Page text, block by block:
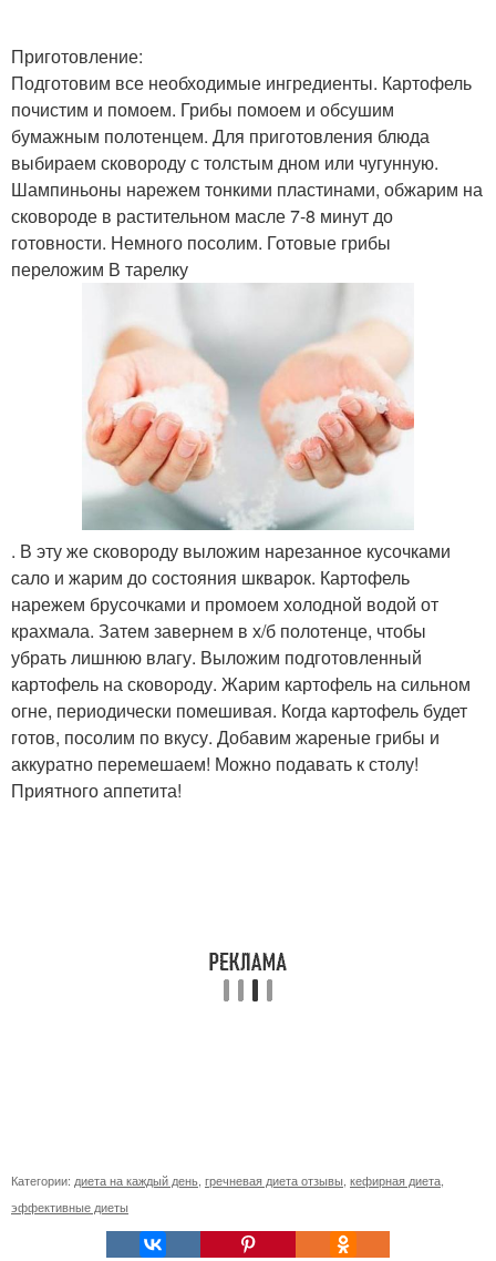
Приготовление:
Подготовим все необходимые ингредиенты. Картофель
почистим и помоем. Грибы помоем и обсушим
бумажным полотенцем. Для приготовления блюда
выбираем сковороду с толстым дном или чугунную.
Шампиньоны нарежем тонкими пластинами, обжарим на
сковороде в растительном масле 7-8 минут до
готовности. Немного посолим. Готовые грибы
переложим В тарелку
. В эту же сковороду выложим нарезанное кусочками
сало и жарим до состояния шкварок. Картофель
нарежем брусочками и промоем холодной водой от
крахмала. Затем завернем в х/б полотенце, чтобы
убрать лишнюю влагу. Выложим подготовленный
картофель на сковороду. Жарим картофель на сильном
огне, периодически помешивая. Когда картофель будет
готов, посолим по вкусу. Добавим жареные грибы и
аккуратно перемешаем! Можно подавать к столу!
Приятного аппетита!
Категории: диета на каждый день гречневая диета отзывы кефирная диета
эффективные диеты